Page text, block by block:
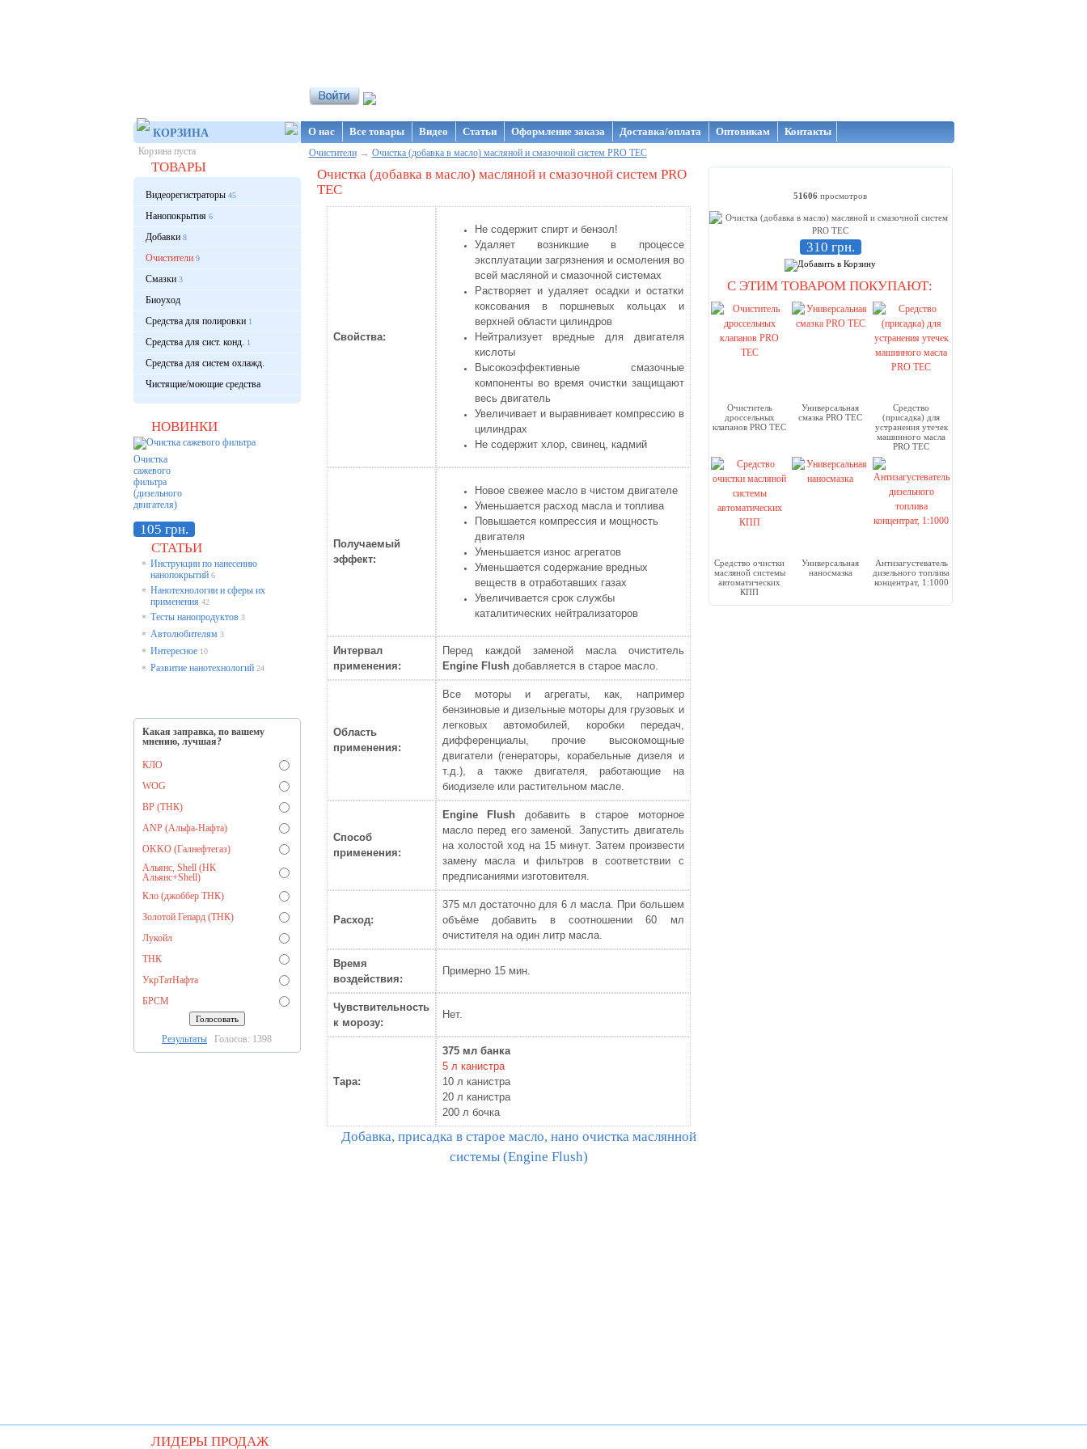
КОРЗИНА
Корзина пуста
ТОВАРЫ
Видеорегистраторы45
Нанопокрытия6
Добавки8
Очистители9
Смазки3
Биоуход
Средства для полировки1
Средства для сист. конд. 1
Средства для систем охлажд.
Чистящие/моющие средства
НОВИНКИ
Очистка
сажевого
фильтра
(дизельного
двигателя)
105 грн.
СТАТЬИ
* Инструкции по нанесению
нанопокрытий 6
* Нанотехнологии и сферы их
применения 42
* Тесты нанопродуктов 3
* Автолюбителям 3
* Интересное 10
* Развитие нанотехнологий 24
Какая заправка, по вашему
мнению, лучшая?
КЛО
WOG
BP (ТНК)
ANP (Альфа-Нафта)
OKKO (Галнефтегаз)
Альянс, Shell (НК
Альянс+Shell)
Кло (джоббер ТНК)
Золотой Гепард (ТНК)
Лукойл
ТНК
УкрТатНафта
БРСМ
Результаты Голосов: 1398
О нас Все товары Видео Статьи Оформление заказа Доставка/оплата Оптовикам Контакты
Очистители→ Очистка (добавка в масло) масляной и смазочной систем PRO TEC
51606 просмотров
310 грн.
С ЭТИМ ТОВАРОМ ПОКУПАЮТ:
Очиститель
дроссельных
клапанов PRO TEC
Универсальная
смазка PRO TEC
Средство
(присадка) для
устранения утечек
машинного масла
PRO TEC
Средство очистки
масляной системы
автоматических
КПП
Универсальная
наносмазка
Антизагустеватель
дизельного топлива
концентрат, 1:1000
Очистка (добавка в масло) масляной и смазочной систем PRO
TEC
Свойства:
Не содержит спирт и бензол!
Удаляет возникшие в процессе
эксплуатации загрязнения и осмоления во
всей масляной и смазочной системах
Растворяет и удаляет осадки и остатки
коксования в поршневых кольцах и
верхней области цилиндров
Нейтрализует вредные для двигателя
кислоты
Высокоэффективные смазочные
компоненты во время очистки защищают
весь двигатель
Увеличивает и выравнивает компрессию в
цилиндрах
Не содержит хлор, свинец, кадмий
Получаемый
эффект:
Новое свежее масло в чистом двигателе
Уменьшается расход масла и топлива
Повышается компрессия и мощность
двигателя
Уменьшается износ агрегатов
Уменьшается содержание вредных
веществ в отработавших газах
Увеличивается срок службы
каталитических нейтрализаторов
Интервал
применения:
Перед каждой заменой масла очиститель
Engine Flushдобавляется в старое масло.
Область
применения:
Все моторы и агрегаты, как, например
бензиновые и дизельные моторы для грузовых и
легковых автомобилей, коробки передач,
дифференциалы, прочие высокомощные
двигатели (генераторы, корабельные дизеля и
т.д.), а также двигателя, работающие на
биодизеле или растительном масле.
Способ
применения:
Engine Flush добавить в старое моторное
масло перед его заменой. Запустить двигатель
на холостой ход на 15 минут. Затем произвести
замену масла и фильтров в соответствии с
предписаниями изготовителя.
Расход:
375 мл достаточно для 6 л масла. При большем
объёме добавить в соотношении 60 мл
очистителя на один литр масла.
Время
воздействия:
Примерно 15 мин.
Чувствительность
к морозу:
Нет.
Тара:
375 мл банка
5 л канистра
10 л канистра
20 л канистра
200 л бочка
Добавка, присадка в старое масло, нано очистка маслянной
системы (Engine Flush)
ЛИДЕРЫ ПРОДАЖ